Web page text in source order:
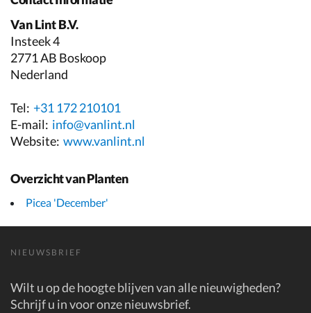
Van Lint B.V.
Insteek 4
2771 AB Boskoop
Nederland
Tel: +31 172 210101
E-mail: info@vanlint.nl
Website: www.vanlint.nl
Overzicht van Planten
Picea 'December'
NIEUWSBRIEF
Wilt u op de hoogte blijven van alle nieuwigheden?
Schrijf u in voor onze nieuwsbrief.